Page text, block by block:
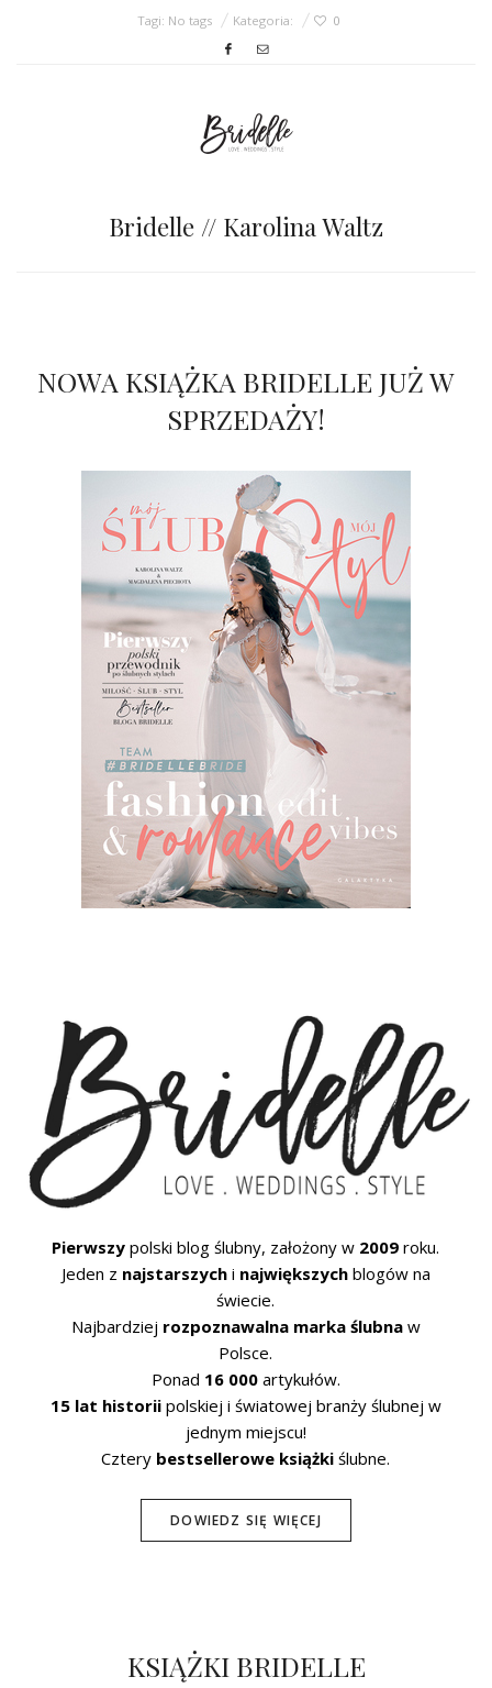
Tagi: No tags Kategoria: 0
Bridelle // Karolina Waltz
NOWA KSIĄŻKA BRIDELLE JUŻ W
SPRZEDAŻY!
Pierwszy polski blog ślubny, założony w 2009 roku.
Jeden z najstarszychi największychblogów na
świecie.
Najbardziej rozpoznawalna marka ślubnaw
Polsce.
Ponad 16 000artykułów.
15 lat historiipolskiej i światowej branży ślubnej w
jednym miejscu!
Cztery bestsellerowe książki ślubne.
DOWIEDZ SIĘ WIĘCEJ
KSIĄŻKI BRIDELLE